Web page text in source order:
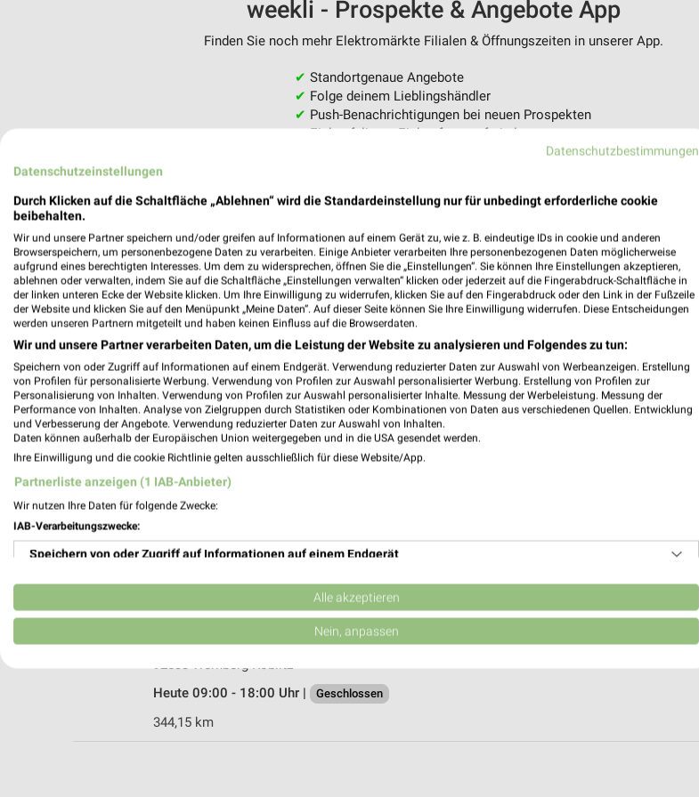
weekli - Prospekte & Angebote App
Finden Sie noch mehr Elektromärkte Filialen & Öffnungszeiten in unserer App.
✔ Standortgenaue Angebote
✔ Folge deinem Lieblingshändler
✔ Push-Benachrichtigungen bei neuen Prospekten
✔Einkaufsliste - Einkauf stressfrei planen
EP:Haberkorn Vohenstrauß
92648 Vohenstrauß
Heute 09:00 - 13:00 Uhr | Geschlossen
Conrad Electronic Wernberg-Köblitz
Klaus-Conrad-Straße 4
92533 Wernberg-Köblitz
Heute 09:00 - 18:00 Uhr |
Geschlossen
344,15 km
Datenschutzbestimmungen
Datenschutzeinstellungen
Durch Klicken auf die Schaltfläche „Ablehnen“ wird die Standardeinstellung nur für unbedingt erforderliche cookie
beibehalten.
Wir und unsere Partner speichern und/oder greifen auf Informationen auf einem Gerät zu, wie z. B. eindeutige IDs in cookie und anderen
Browserspeichern, um personenbezogene Daten zu verarbeiten. Einige Anbieter verarbeiten Ihre personenbezogenen Daten möglicherweise
aufgrund eines berechtigten Interesses. Um dem zu widersprechen, öffnen Sie die „Einstellungen“. Sie können Ihre Einstellungen akzeptieren,
ablehnen oder verwalten, indem Sie auf die Schaltfläche „Einstellungen verwalten“ klicken oder jederzeit auf die Fingerabdruck-Schaltfläche in
der linken unteren Ecke der Website klicken. Um Ihre Einwilligung zu widerrufen, klicken Sie auf den Fingerabdruck oder den Link in der Fußzeile
der Website und klicken Sie auf den Menüpunkt „Meine Daten“. Auf dieser Seite können Sie Ihre Einwilligung widerrufen. Diese Entscheidungen
werden unseren Partnern mitgeteilt und haben keinen Einfluss auf die Browserdaten.
Wir und unsere Partner verarbeiten Daten, um die Leistung der Website zu analysieren und Folgendes zu tun:
Speichern von oder Zugriff auf Informationen auf einem Endgerät. Verwendung reduzierter Daten zur Auswahl von Werbeanzeigen. Erstellung
von Profilen für personalisierte Werbung. Verwendung von Profilen zur Auswahl personalisierter Werbung. Erstellung von Profilen zur
Personalisierung von Inhalten. Verwendung von Profilen zur Auswahl personalisierter Inhalte. Messung der Werbeleistung. Messung der
Performance von Inhalten. Analyse von Zielgruppen durch Statistiken oder Kombinationen von Daten aus verschiedenen Quellen. Entwicklung
und Verbesserung der Angebote. Verwendung reduzierter Daten zur Auswahl von Inhalten.
Daten können außerhalb der Europäischen Union weitergegeben und in die USA gesendet werden.
Ihre Einwilligung und die cookie Richtlinie gelten ausschließlich für diese Website/App.
Partnerliste anzeigen (1 IAB-Anbieter)
Wir nutzen Ihre Daten für folgende Zwecke:
IAB-Verarbeitungszwecke:
Speichern von oder Zugriff auf Informationen auf einem Endgerät
Verwendung reduzierter Daten zur Auswahl von Werbeanzeigen
Erstellung von Profilen für personalisierte Werbung
Erstellung von Profilen zur Personalisierung von Inhalten
Alle akzeptieren
Nein, anpassen